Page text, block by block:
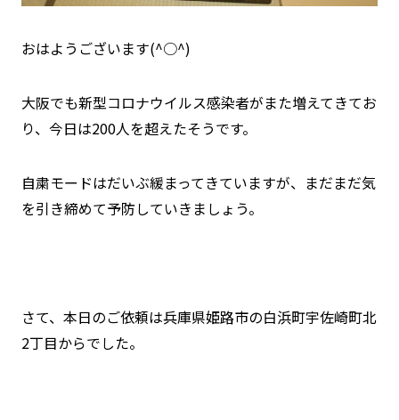
おはようございます(^○^)
大阪でも新型コロナウイルス感染者がまた増えてきてお
り、今日は200人を超えたそうです。
自粛モードはだいぶ緩まってきていますが、まだまだ気
を引き締めて予防していきましょう。
さて、本日のご依頼は兵庫県姫路市の白浜町宇佐崎町北
2丁目からでした。